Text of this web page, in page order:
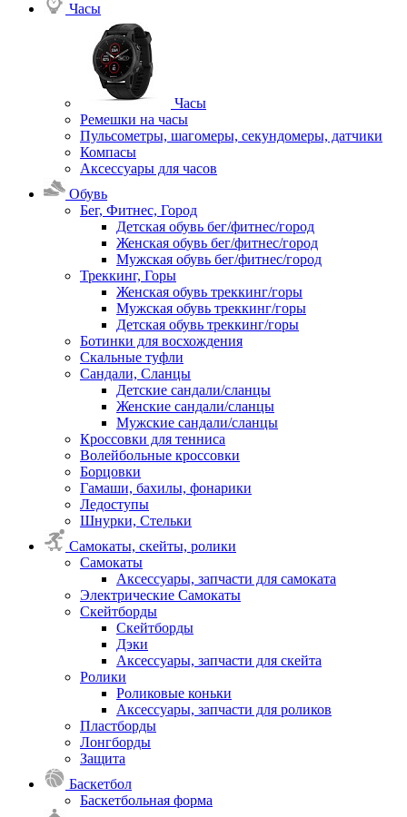
Часы
Часы
Ремешки на часы
Пульсометры, шагомеры, секундомеры, датчики
Компасы
Аксессуары для часов
Обувь
Бег, Фитнес, Город
Детская обувь бег/фитнес/город
Женская обувь бег/фитнес/город
Мужская обувь бег/фитнес/город
Треккинг, Горы
Женская обувь треккинг/горы
Мужская обувь треккинг/горы
Детская обувь треккинг/горы
Ботинки для восхождения
Скальные туфли
Сандали, Сланцы
Детские сандали/сланцы
Женские сандали/сланцы
Мужские сандали/сланцы
Кроссовки для тенниса
Волейбольные кроссовки
Борцовки
Гамаши, бахилы, фонарики
Ледоступы
Шнурки, Стельки
Самокаты, скейты, ролики
Самокаты
Аксессуары, запчасти для самоката
Электрические Самокаты
Скейтборды
Скейтборды
Дэки
Аксессуары, запчасти для скейта
Ролики
Роликовые коньки
Аксессуары, запчасти для роликов
Пластборды
Лонгборды
Защита
Баскетбол
Баскетбольная форма